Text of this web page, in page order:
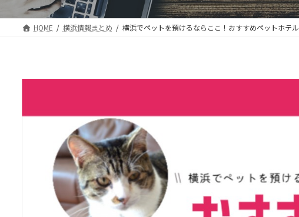
HOME 横浜情報まとめ 横浜でペットを預けるならここ！おすすめペットホテル